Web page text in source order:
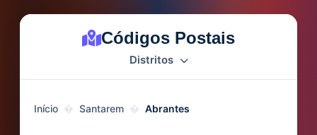
Códigos Postais
Distritos
Início Santarem Abrantes